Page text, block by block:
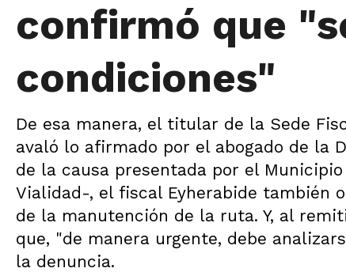
confirmó que
condiciones"
De esa manera, el titular de la Sede
avaló lo afirmado por el abogado de la
de la causa presentada por el
Vialidad-, el fiscal Eyherabide también
de la manutención de la ruta. Y, al
que, "de manera urgente, debe
la denuncia.